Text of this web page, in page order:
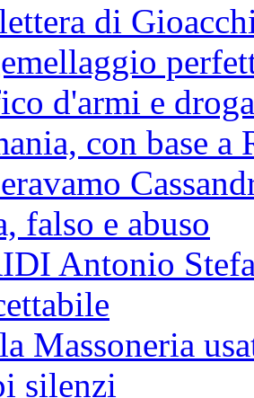
di
d'armi e
con base a
falso e abuso
Antonio
Massoneria
silenzi